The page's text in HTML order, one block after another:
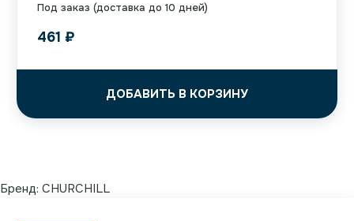
Под заказ (доставка до 10 дней)
461 ₽
ДОБАВИТЬ В КОРЗИНУ
Бренд: CHURCHILL